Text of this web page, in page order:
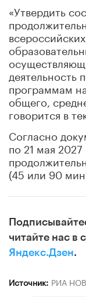
«Утвердить
деятельность
программам
общего,
говорится в
Согласно
по 21 мая
(45 или 90
читайте нас в
Яндекс.Дзен.
Источник: РИА